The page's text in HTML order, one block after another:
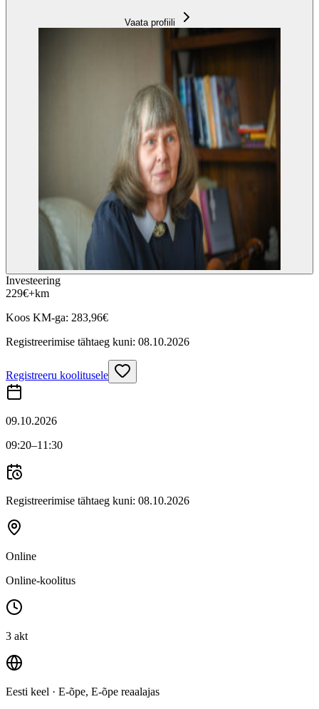
Vaata profiili
Investeering
229€+km
Koos KM-ga: 283,96€
Registreerimise tähtaeg kuni: 08.10.2026
Registreeru koolitusele
09.10.2026
09:20–11:30
Registreerimise tähtaeg kuni: 08.10.2026
Online
Online-koolitus
3 akt
Eesti keel · E-õpe, E-õpe reaalajas